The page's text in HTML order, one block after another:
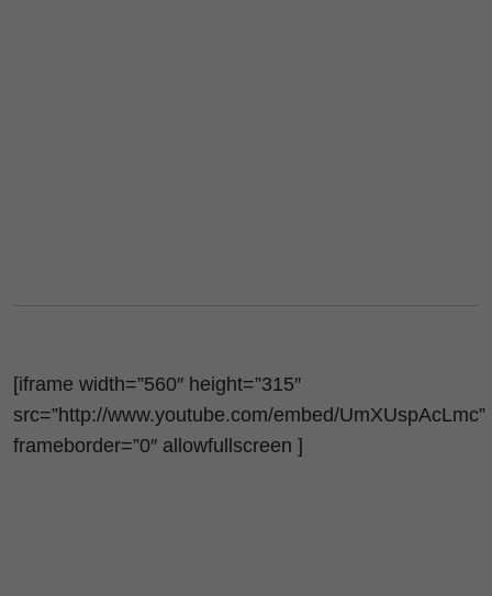
[iframe width=”560″ height=”315″
src=”http://www.youtube.com/embed/UmXUspAcLmc”
frameborder=”0″ allowfullscreen ]